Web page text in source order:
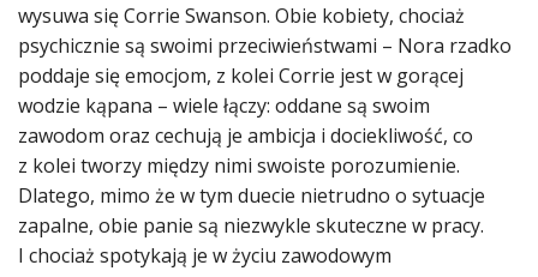
wysuwa się Corrie Swanson. Obie kobiety, chociaż
psychicznie są swoimi przeciwieństwami ­­– Nora rzadko
poddaje się emocjom, z kolei Corrie jest w gorącej
wodzie kąpana – wiele łączy: oddane są swoim
zawodom oraz cechują je ambicja i dociekliwość, co
z kolei tworzy między nimi swoiste porozumienie.
Dlatego, mimo że w tym duecie nietrudno o sytuacje
zapalne, obie panie są niezwykle skuteczne w pracy.
I chociaż spotykają je w życiu zawodowym